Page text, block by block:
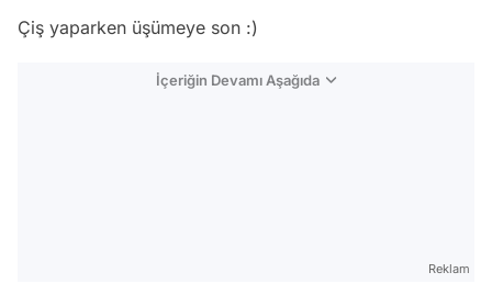
Çiş yaparken üşümeye son :)
İçeriğin Devamı Aşağıda
Reklam